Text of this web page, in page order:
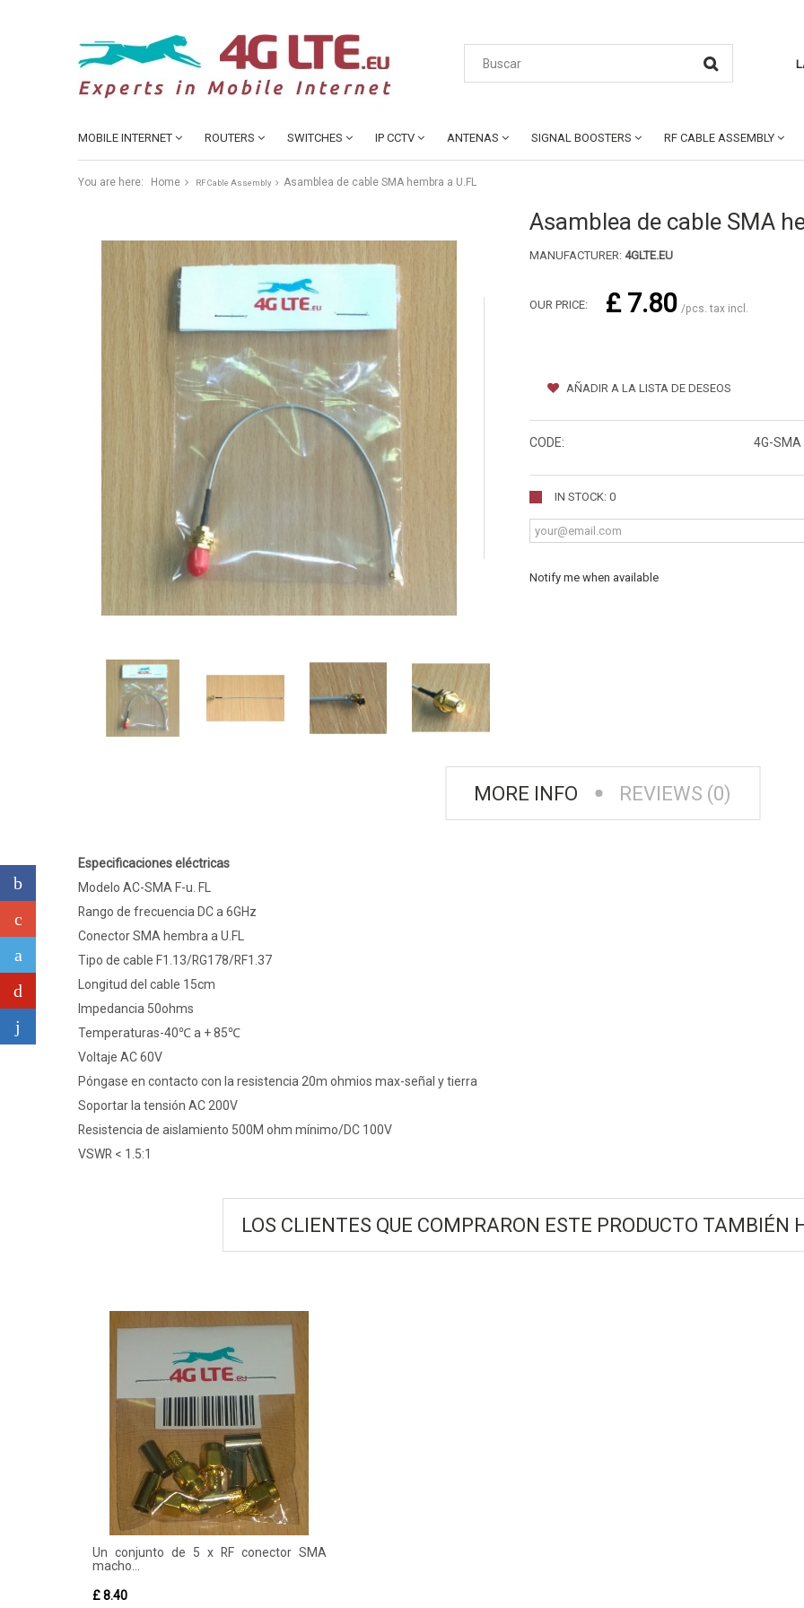
MOBILE INTERNET ROUTERS SWITCHES IP CCTV ANTENAS SIGNAL BOOSTERS RF CABLE ASSEMBLY
You are here: Home RF Cable Assembly Asamblea de cable SMA hembra a U.FL
Asamblea de cable SMA
MANUFACTURER: 4GLTE.EU
OUR PRICE: £ 7.80 /pcs. tax incl.
AÑADIR A LA LISTA DE DESEOS
CODE: 4G-SMA
IN STOCK: 0
Notify me when available
MORE INFO REVIEWS (0)
Especificaciones eléctricas
Modelo AC-SMA F-u. FL
Rango de frecuencia DC a 6GHz
Conector SMA hembra a U.FL
Tipo de cable F1.13/RG178/RF1.37
Longitud del cable 15cm
Impedancia 50ohms
Temperaturas-40℃ a + 85℃
Voltaje AC 60V
Póngase en contacto con la resistencia 20m ohmios max-señal y tierra
Soportar la tensión AC 200V
Resistencia de aislamiento 500M ohm mínimo/DC 100V
VSWR < 1.5:1
LOS CLIENTES QUE COMPRARON ESTE PRODUCTO TAMBIÉN
Un conjunto de 5 x RF conector SMA
macho...
£ 8.40